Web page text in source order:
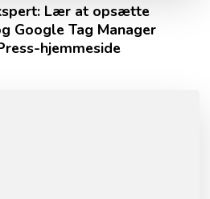
Lær at opsætte
Google Tag Manager
hjemmeside